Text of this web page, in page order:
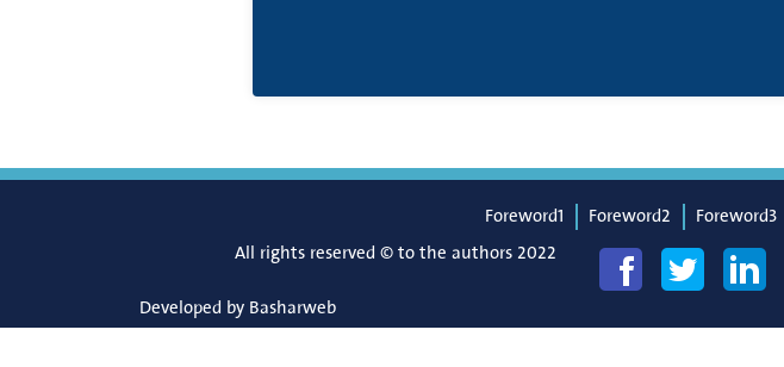
Foreword1 Foreword2 Foreword3
All rights reserved © to the authors 2022
Developed by Basharweb